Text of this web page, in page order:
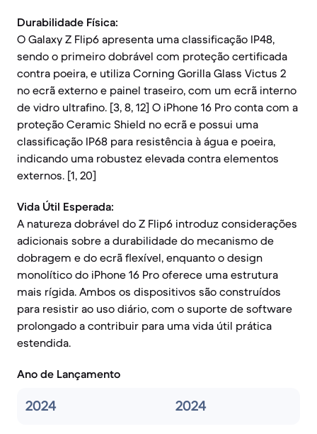
Durabilidade Física:
O Galaxy Z Flip6 apresenta uma classificação IP48,
sendo o primeiro dobrável com proteção certificada
contra poeira, e utiliza Corning Gorilla Glass Victus 2
no ecrã externo e painel traseiro, com um ecrã interno
de vidro ultrafino. [3, 8, 12] O iPhone 16 Pro conta com a
proteção Ceramic Shield no ecrã e possui uma
classificação IP68 para resistência à água e poeira,
indicando uma robustez elevada contra elementos
externos. [1, 20]
Vida Útil Esperada:
A natureza dobrável do Z Flip6 introduz considerações
adicionais sobre a durabilidade do mecanismo de
dobragem e do ecrã flexível, enquanto o design
monolítico do iPhone 16 Pro oferece uma estrutura
mais rígida. Ambos os dispositivos são construídos
para resistir ao uso diário, com o suporte de software
prolongado a contribuir para uma vida útil prática
estendida.
Ano de Lançamento
2024 2024